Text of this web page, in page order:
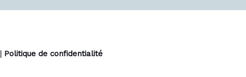
Politique de confidentialité